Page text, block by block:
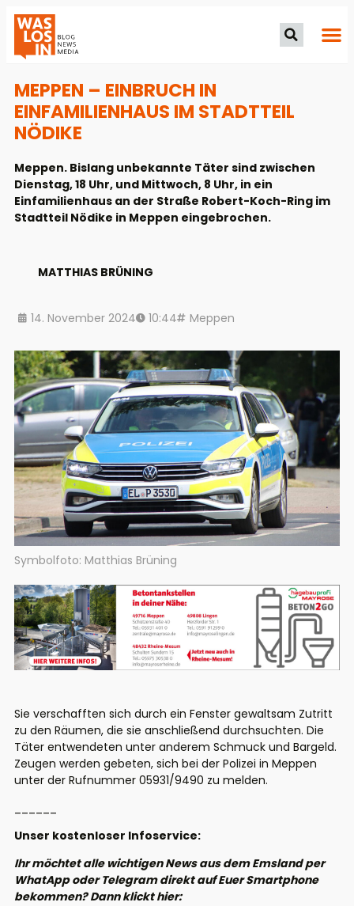
MEPPEN – EINBRUCH IN
EINFAMILIENHAUS IM STADTTEIL
NÖDIKE
Meppen. Bislang unbekannte Täter sind zwischen
Dienstag, 18 Uhr, und Mittwoch, 8 Uhr, in ein
Einfamilienhaus an der Straße Robert-Koch-Ring im
Stadtteil Nödike in Meppen eingebrochen.
MATTHIAS BRÜNING
14. November 2024 10:44 Meppen
Symbolfoto: Matthias Brüning
Sie verschafften sich durch ein Fenster gewaltsam Zutritt
zu den Räumen, die sie anschließend durchsuchten. Die
Täter entwendeten unter anderem Schmuck und Bargeld.
Zeugen werden gebeten, sich bei der Polizei in Meppen
unter der Rufnummer 05931/9490 zu melden.
Unser kostenloser Infoservice:
Ihr möchtet alle wichtigen News aus dem Emsland per
WhatApp oder Telegram direkt auf Euer Smartphone
bekommen? Dann klickt hier: